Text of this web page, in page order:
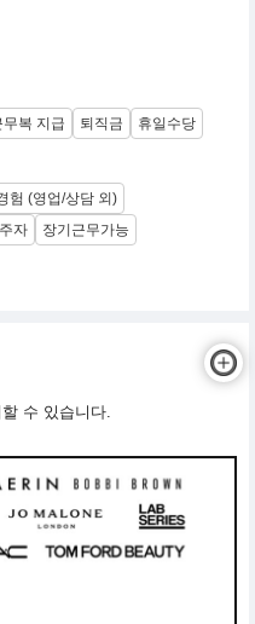
무복 지급 퇴직금
휴일수당
험 (영업/상담 외)
자 장기근무가능
수 있습니다.